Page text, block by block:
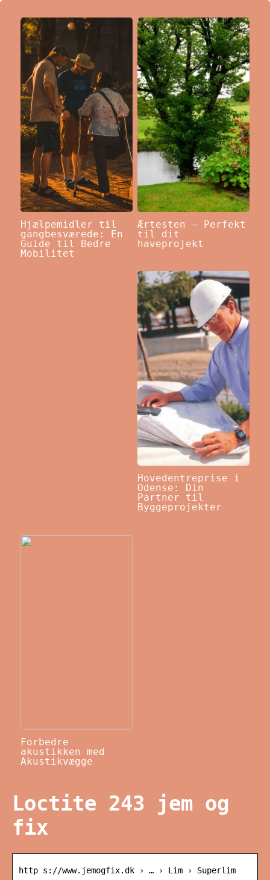
Hjælpemidler til
gangbesværede: En
Guide til Bedre
Mobilitet
Ærtesten – Perfekt
til dit
haveprojekt
Hovedentreprise i
Odense: Din
Partner til
Byggeprojekter
Forbedre
akustikken med
Akustikvægge
Loctite 243 jem og
fix
http s://www.jemogfix.dk › … › Lim › Superlim